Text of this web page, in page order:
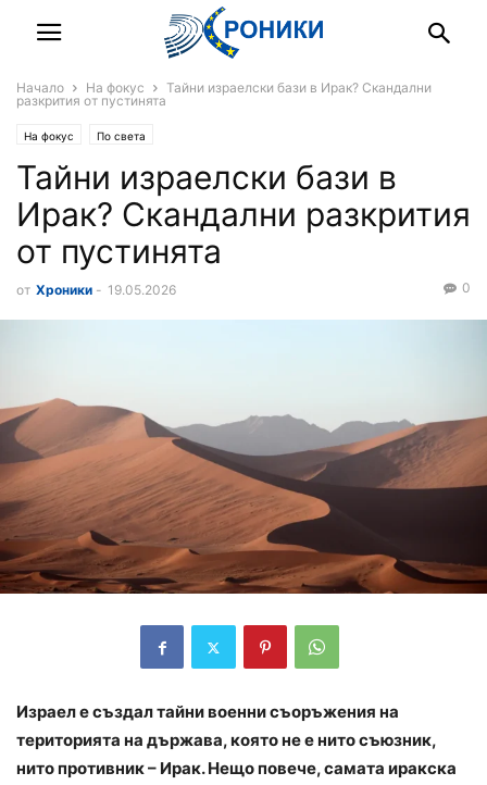
Начало На фокус
Тайни израелски бази в Ирак? Скандални
разкрития от пустинята
На фокус По света
Тайни израелски бази в
Ирак? Скандални разкрития
от пустинята
от Хроники - 19.05.2026 0
Израел е създал тайни военни съоръжения на
територията на държава, която не е нито съюзник,
нито противник – Ирак. Нещо повече, самата иракска